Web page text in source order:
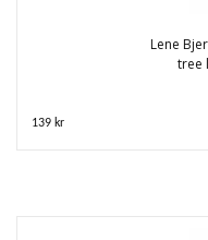
Lene
tree
139 kr